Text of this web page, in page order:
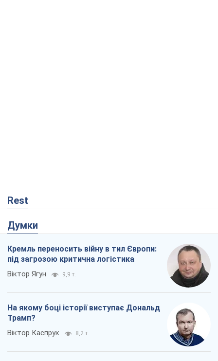
Rest
Думки
Кремль переносить війну в тил Європи:
під загрозою критична логістика
Віктор Ягун 9,9 т.
На якому боці історії виступає Дональд
Трамп?
Віктор Каспрук 8,2 т.